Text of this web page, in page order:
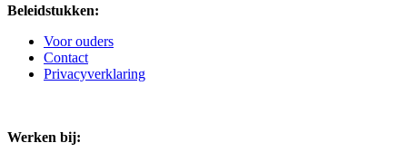
Beleidstukken:
Voor ouders
Contact
Privacyverklaring
Werken bij: